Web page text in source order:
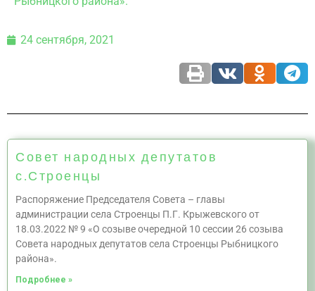
24 сентября, 2021
Совет народных депутатов
с.Строенцы
Распоряжение Председателя Совета – главы
администрации села Строенцы П.Г. Крыжевского от
18.03.2022 № 9 «О созыве очередной 10 сессии 26 созыва
Совета народных депутатов села Строенцы Рыбницкого
района».
Подробнее »